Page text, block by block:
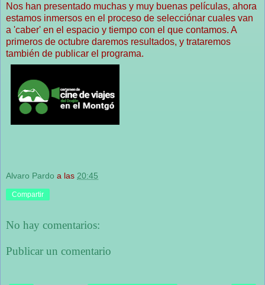
Nos han presentado muchas y muy buenas películas, ahora
estamos inmersos en el proceso de selecciónar cuales van
a 'caber' en el espacio y tiempo con el que contamos. A
primeros de octubre daremos resultados, y trataremos
también de publicar el programa.
Alvaro Pardo a las 20:45
Compartir
No hay comentarios:
Publicar un comentario